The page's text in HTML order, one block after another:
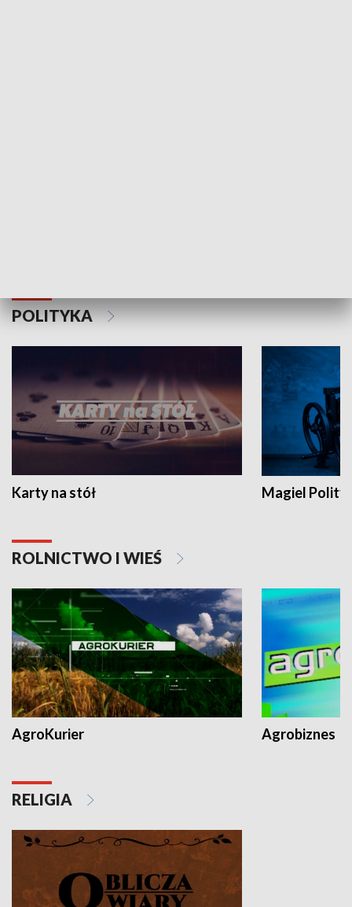
POLITYKA
Karty na stół Magiel
ROLNICTWO I WIEŚ
AgroKurier Agrobiznes
RELIGIA